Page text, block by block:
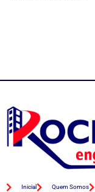
Inicial Quem Somos